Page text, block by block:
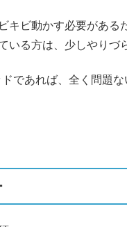
キビ動かす必要がある
いる方は、少しやりづ
であれば、全く問題な